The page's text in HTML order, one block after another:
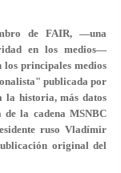
de FAIR, —una
en los medios—
principales medios
publicada por
la historia, más datos
de la cadena MSNBC
ruso Vladímir
original del